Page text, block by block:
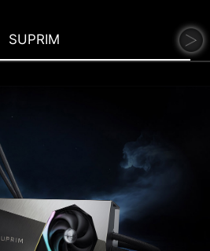
SUPRIM